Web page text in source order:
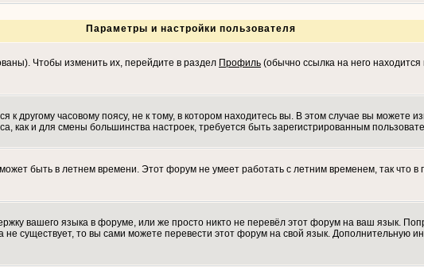
Параметры и настройки пользователя
Чтобы изменить их, перейдите в раздел Профиль (обычно ссылка на него
другому часовому поясу, не к тому, в котором находитесь вы. В этом случае вы можете
как и для смены большинства настроек, требуется быть зарегистрированным
быть в летнем времени. Этот форум не умеет работать с летним временем, так что
вашего языка в форуме, или же просто никто не перевёл этот форум на ваш язык.
не существует, то вы сами можете перевести этот форум на свой язык. Дополнительную